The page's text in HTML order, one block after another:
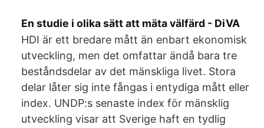
En studie i olika sätt att mäta välfärd - DiVA
HDI är ett bredare mått än enbart ekonomisk
utveckling, men det omfattar ändå bara tre
beståndsdelar av det mänskliga livet. Stora
delar låter sig inte fångas i entydiga mått eller
index. UNDP:s senaste index för mänsklig
utveckling visar att Sverige haft en tydlig